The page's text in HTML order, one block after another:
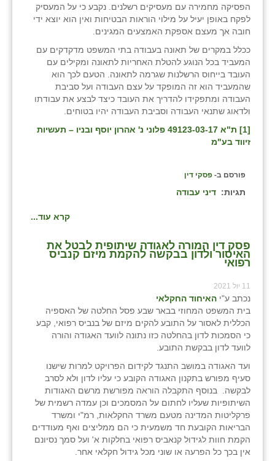
הפסיקה מחמירה עם מעסיקים רשלנים. נקבע כי על המעסיק
לפקח באופן יעיל על מילוי הוראות הבטיחות ואין הוא יוצא ידי
חובה אך מעצם אספקת האמצעים המגינים.
ככלל במקרים של תאונה בעבודה בתי המשפט מדקדקים עם
המעביד בכל הנוגע להטלת האחריות לתאונה ומקילים עם
העובד בייחוס הרשלנות שגרמה לתאונה. הטעם לכך הוא
שהמעביד הוא זה המופקד על עצם העבודה ועל סביבת
העבודה ומתפקידו להדריך את העובד כיצד לבצע את עבודתו
ולדאוג שתנאי העבודה וסביבת העבודה יהיו בטוחים.
[1]
ת"א 49123-03-17 פלוני נ' אהרון יוסף ובניו – תעשיות
זיווד בע"מ
פורסם ב- פסקי דין
תגיות: דיני עבודה
קרא עוד...
פסק דין המורה לאגודה שיתופית לבטל את
האיסור ולדון בבקשה להקמת מיזם קנביס
רפואי
11 יול 2021
נכתב ע"י האיחוד החקלאי
בית המשפט המחוזי בבאר שבע פסל החלטה של האספיה
הכללית לאסור על התובע להקים מיזם של בנביס רפואי, קבע
כי הסמכות לדון בהחלטה כזו נתונה לוועד האגודה והורה
לוועד לדון בבקשת התובע.
ועד האגודה במושב התנגד לקידום הפרויקט למרות שישנו
סעיף מפורש בתקנון האגודה הקובע כי עליו לדון ולא לסרב
לבקשה. בנוסף התקבלה הוראה מפורשת מרשם האגודות
השיתופיות שעליו לחתום על המסמכים וכן עמדה רשמית של
פרקליטות המדינה מטעם משרד החקלאות, רמ"י ומשרד
הבריאות הקובעת חד משמעית כי הם ממליצים ואף מעודדים
הקמת חוות לגידול קנאביס רפואי בחלקות א' ועל סמך נסיונם
אין בכך כל הפרעה או שוני מכל גידול חקלאי אחר.